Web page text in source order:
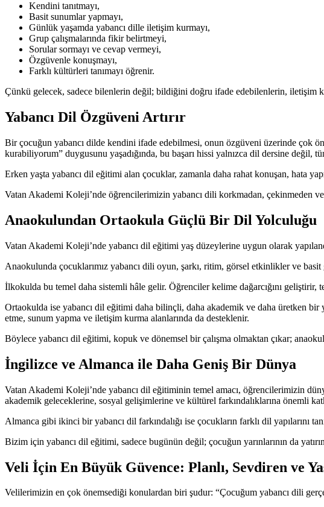
Kendini tanıtmayı,
Basit sunumlar yapmayı,
Günlük yaşamda yabancı dille iletişim kurmayı,
Grup çalışmalarında fikir belirtmeyi,
Sorular sormayı ve cevap vermeyi,
Özgüvenle konuşmayı,
Farklı kültürleri tanımayı öğrenir.
Çünkü gelecek, sadece bilenlerin değil; bildiğini doğru ifade edebilenlerin, iletişim
Yabancı Dil Özgüveni Artırır
Bir çocuğun yabancı dilde kendini ifade edebilmesi, onun özgüveni üzerinde
kurabiliyorum” duygusunu yaşadığında, bu başarı hissi yalnızca dil dersine değil,
Erken yaşta yabancı dil eğitimi alan çocuklar, zamanla daha rahat konuşan, hata
Vatan Akademi Koleji’nde öğrencilerimizin yabancı dili korkmadan, çekinmeden
Anaokulundan Ortaokula Güçlü Bir Dil Yolculuğu
Vatan Akademi Koleji’nde yabancı dil eğitimi yaş düzeylerine uygun olarak
Anaokulunda çocuklarımız yabancı dili oyun, şarkı, ritim, görsel etkinlikler ve
İlkokulda bu temel daha sistemli hâle gelir. Öğrenciler kelime dağarcığını geliştirir,
Ortaokulda ise yabancı dil eğitimi daha bilinçli, daha akademik ve daha üretken
etme, sunum yapma ve iletişim kurma alanlarında da desteklenir.
Böylece yabancı dil eğitimi, kopuk ve dönemsel bir çalışma olmaktan çıkar;
İngilizce ve Almanca ile Daha Geniş Bir Dünya
Vatan Akademi Koleji’nde yabancı dil eğitiminin temel amacı, öğrencilerimizin
akademik geleceklerine, sosyal gelişimlerine ve kültürel farkındalıklarına önemli
Almanca gibi ikinci bir yabancı dil farkındalığı ise çocukların farklı dil yapılarını
Bizim için yabancı dil eğitimi, sadece bugünün değil; çocuğun yarınlarının da
Veli İçin En Büyük Güvence: Planlı, Sevdiren ve
Velilerimizin en çok önemsediği konulardan biri şudur: “Çocuğum yabancı dili